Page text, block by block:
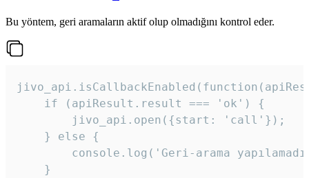
Bu yöntem, geri aramaların aktif olup olmadığını kontrol eder.
    if (apiResult.result === 'ok') {
        jivo_api.open({start: 'call'});
    } else {
console.log('Geri-arama
    }